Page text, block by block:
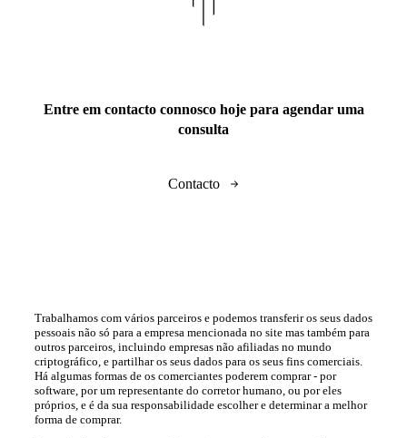
Entre em contacto connosco hoje para agendar uma
consulta
Contacto
Trabalhamos com vários parceiros e podemos transferir os seus dados
pessoais não só para a empresa mencionada no site mas também para
outros parceiros, incluindo empresas não afiliadas no mundo
criptográfico, e partilhar os seus dados para os seus fins comerciais.
Há algumas formas de os comerciantes poderem comprar - por
software, por um representante do corretor humano, ou por eles
próprios, e é da sua responsabilidade escolher e determinar a melhor
forma de comprar.